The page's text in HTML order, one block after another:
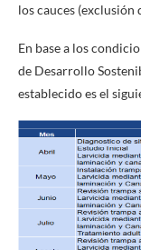
los cauces (exclusión
En base a los
de Desarrollo
establecido es el